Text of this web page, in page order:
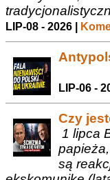
LIP-08 - 2026 |
LIP-06 -
Czy
1 lipca
są